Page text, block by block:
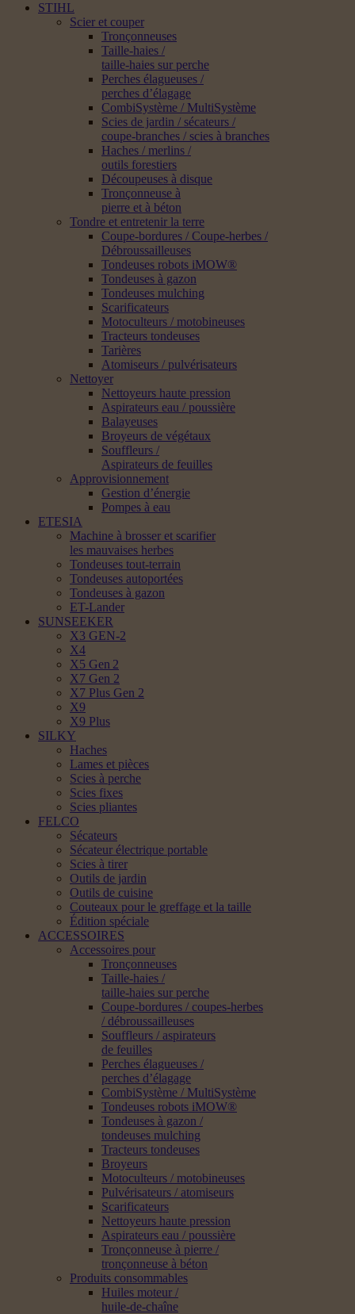
STIHL
Scier et couper
Tronçonneuses
Taille-haies /
taille-haies sur perche
Perches élagueuses /
perches d’élagage
CombiSystème / MultiSystème
Scies de jardin / sécateurs /
coupe-branches / scies à branches
Haches / merlins /
outils forestiers
Découpeuses à disque
Tronçonneuse à
pierre et à béton
Tondre et entretenir la terre
Coupe-bordures / Coupe-herbes /
Débroussailleuses
Tondeuses robots iMOW®
Tondeuses à gazon
Tondeuses mulching
Scarificateurs
Motoculteurs / motobineuses
Tracteurs tondeuses
Tarières
Atomiseurs / pulvérisateurs
Nettoyer
Nettoyeurs haute pression
Aspirateurs eau / poussière
Balayeuses
Broyeurs de végétaux
Souffleurs /
Aspirateurs de feuilles
Approvisionnement
Gestion d’énergie
Pompes à eau
ETESIA
Machine à brosser et scarifier
les mauvaises herbes
Tondeuses tout-terrain
Tondeuses autoportées
Tondeuses à gazon
ET-Lander
SUNSEEKER
X3 GEN-2
X4
X5 Gen 2
X7 Gen 2
X7 Plus Gen 2
X9
X9 Plus
SILKY
Haches
Lames et pièces
Scies à perche
Scies fixes
Scies pliantes
FELCO
Sécateurs
Sécateur électrique portable
Scies à tirer
Outils de jardin
Outils de cuisine
Couteaux pour le greffage et la taille
Édition spéciale
ACCESSOIRES
Accessoires pour
Tronçonneuses
Taille-haies /
taille-haies sur perche
Coupe-bordures / coupes-herbes
/ débroussailleuses
Souffleurs / aspirateurs
de feuilles
Perches élagueuses /
perches d’élagage
CombiSystème / MultiSystème
Tondeuses robots iMOW®
Tondeuses à gazon /
tondeuses mulching
Tracteurs tondeuses
Broyeurs
Motoculteurs / motobineuses
Pulvérisateurs / atomiseurs
Scarificateurs
Nettoyeurs haute pression
Aspirateurs eau / poussière
Tronçonneuse à pierre /
tronçonneuse à béton
Produits consommables
Huiles moteur /
huile-de-chaîne